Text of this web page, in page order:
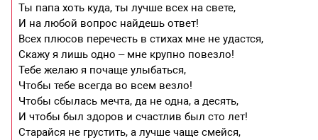
Ты папа хоть куда, ты лучше всех на свете,
И на любой вопрос найдешь ответ!
Всех плюсов перечесть в стихах мне не удастся,
Скажу я лишь одно – мне крупно повезло!
Тебе желаю я почаще улыбаться,
Чтобы тебе всегда во всем везло!
Чтобы сбылась мечта, да не одна, а десять,
И чтобы был здоров и счастлив был сто лет!
Старайся не грустить, а лучше чаще смейся,